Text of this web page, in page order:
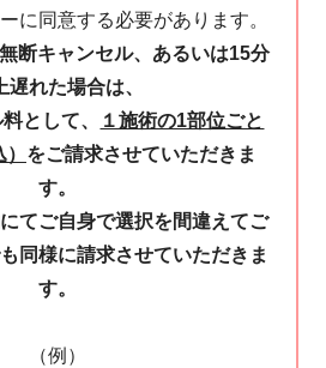
に同意する必要があります。
断キャンセル、あるいは15分
遅れた場合は、
として、
１施術の1部位ごと
をご請求させていただきま
す。
てご自身で選択を間違えてご
同様に請求させていただきま
す。
（例）